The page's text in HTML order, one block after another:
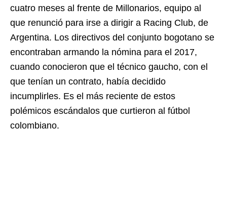
cuatro meses al frente de Millonarios, equipo al
que renunció para irse a dirigir a Racing Club, de
Argentina. Los directivos del conjunto bogotano se
encontraban armando la nómina para el 2017,
cuando conocieron que el técnico gaucho, con el
que tenían un contrato, había decidido
incumplirles. Es el más reciente de estos
polémicos escándalos que curtieron al fútbol
colombiano.